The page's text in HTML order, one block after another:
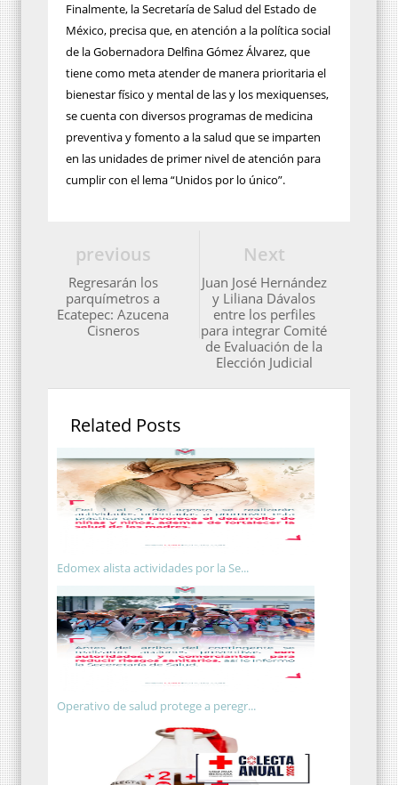
Finalmente, la Secretaría de Salud del Estado de
México, precisa que, en atención a la política social
de la Gobernadora Delfina Gómez Álvarez, que
tiene como meta atender de manera prioritaria el
bienestar físico y mental de las y los mexiquenses,
se cuenta con diversos programas de medicina
preventiva y fomento a la salud que se imparten
en las unidades de primer nivel de atención para
cumplir con el lema “Unidos por lo único”.
Next
Juan José Hernández
y Liliana Dávalos
entre los perfiles
para integrar Comité
de Evaluación de la
Elección Judicial
previous
Regresarán los
parquímetros a
Ecatepec: Azucena
Cisneros
Related Posts
Edomex alista actividades por la Se...
Operativo de salud protege a peregr...